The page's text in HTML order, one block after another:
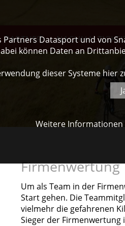
PARTNER
Firmenwertung
Um als Team in der
Start gehen. Die
vielmehr die gefahrenen
Sieger der Firmenwertung
Datasport und von
können Daten an
dieser Systeme hier
Weitere